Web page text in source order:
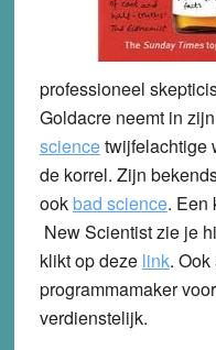
professioneel
Goldacre neemt in
sciencetwijfelachtige
de korrel. Zijn
ook bad science. Een
New Scientist zie je
klikt op deze link.
programmamaker
verdienstelijk.